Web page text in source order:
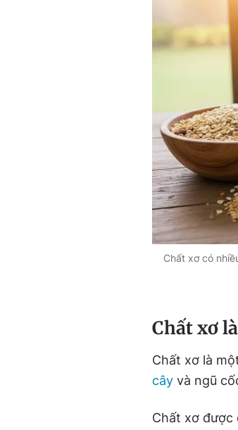
Chất xơ có
Chất xơ
Chất xơ là
cây và ngũ
Chất xơ được